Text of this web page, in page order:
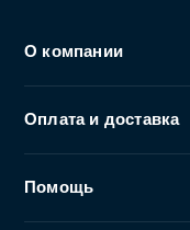
© 2026 ООО "АББРО",
на любые